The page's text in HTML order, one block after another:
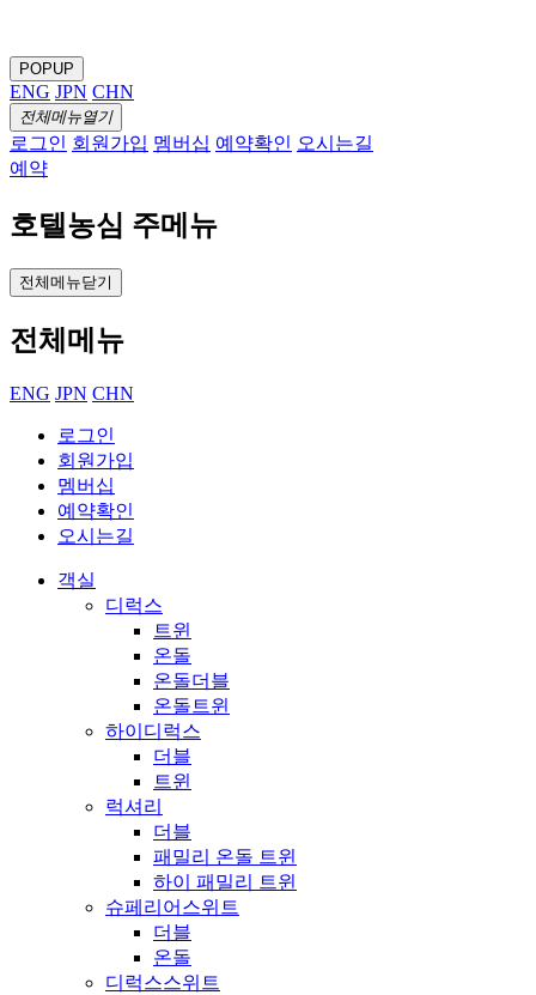
POPUP
ENG JPN CHN
전체메뉴열기
로그인 회원가입 멤버십 예약확인 오시는길
예약
호텔농심 주메뉴
전체메뉴닫기
전체메뉴
ENG JPN CHN
로그인
회원가입
멤버십
예약확인
오시는길
객실
디럭스
트윈
온돌
온돌더블
온돌트윈
하이디럭스
더블
트윈
럭셔리
더블
패밀리 온돌 트윈
하이 패밀리 트윈
슈페리어스위트
더블
온돌
디럭스스위트